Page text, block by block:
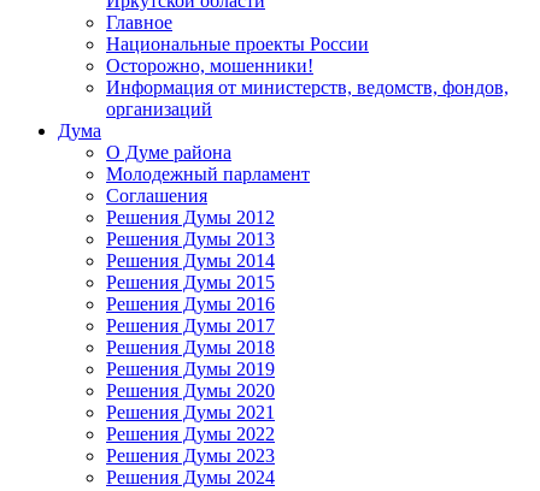
Главное
Национальные проекты России
Осторожно, мошенники!
Информация от министерств, ведомств, фондов,
организаций
Дума
О Думе района
Молодежный парламент
Соглашения
Решения Думы 2012
Решения Думы 2013
Решения Думы 2014
Решения Думы 2015
Решения Думы 2016
Решения Думы 2017
Решения Думы 2018
Решения Думы 2019
Решения Думы 2020
Решения Думы 2021
Решения Думы 2022
Решения Думы 2023
Решения Думы 2024